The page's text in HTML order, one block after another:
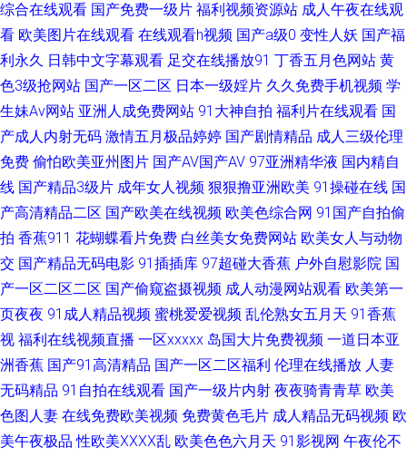
姐姐网站 成人深夜福利18 蜜臀av勉费论理 亚洲一二区人妻 91色网站 草艹
91 久久99热网 婷婷六月se 91黄色片 国产av人人射 日韩情爱影院 91传播媒
mv 91亚州 九九热久久精品 深夜免费网站 91久色女优 成人天堂 夜精品色国
产精品 WWW黑丝avCOM 久久网站 香蕉网久久伊人狼在线 91制片传媒吴梦
剧场 日本国产欧美亚洲 在线观看污网站 国产91AV在线 男人天堂午夜av 91a
视频在线 91一区二区视频 尤物一区在线视频 日本老湿机啪啪视频 国产一区
啪啪 熟女一区二区三区四区 91伊人久热 国产精品久久! 无码成人二区 91干
逼欧美 福利导航第一找A片网 日本aⅴ网站大全 91全操 亚州精品无码二区 天
综合在线观看 国产免费一级片 福利视频资源站 成人午夜在线观
看 欧美图片在线观看 在线观看h视频 国产a级0 变性人妖 国产福
利永久 日韩中文字幕观看 足交在线播放91 丁香五月色网站 黄
色3级抢网站 国产一区二区 日本一级婬片 久久免费手机视频 学
生妹Av网站 亚洲人成免费网站 91大神自拍 福利片在线观看 国
产成人内射无码 激情五月极品婷婷 国产剧情精品 成人三级伦理
免费 偷怕欧美亚州图片 国产AV国产AV 97亚洲精华液 国内精自
线 国产精品3级片 成年女人视频 狠狠撸亚洲欧美 91操碰在线 国
产高清精品二区 国产欧美在线视频 欧美色综合网 91国产自拍偷
拍 香蕉911 花蝴蝶看片免费 白丝美女免费网站 欧美女人与动物
交 国产精品无码电影 91插插库 97超碰大香蕉 户外自慰影院 国
产一区二区二区 国产偷窥盗摄视频 成人动漫网站观看 欧美第一
页夜夜 91成人精品视频 蜜桃爱爱视频 乱伦熟女五月天 91香蕉
视 福利在线视频直播 一区xxxxx 岛国大片免费视频 一道日本亚
洲香蕉 国产91高清精品 国产一区二区福利 伦理在线播放 人妻
无码精品 91自拍在线观看 国产一级片内射 夜夜骑青青草 欧美
色图人妻 在线免费欧美视频 免费黄色毛片 成人精品无码视频 欧
美午夜极品 性欧美ⅩⅩⅩⅩ乱 欧美色色六月天 91影视网 午夜伦不